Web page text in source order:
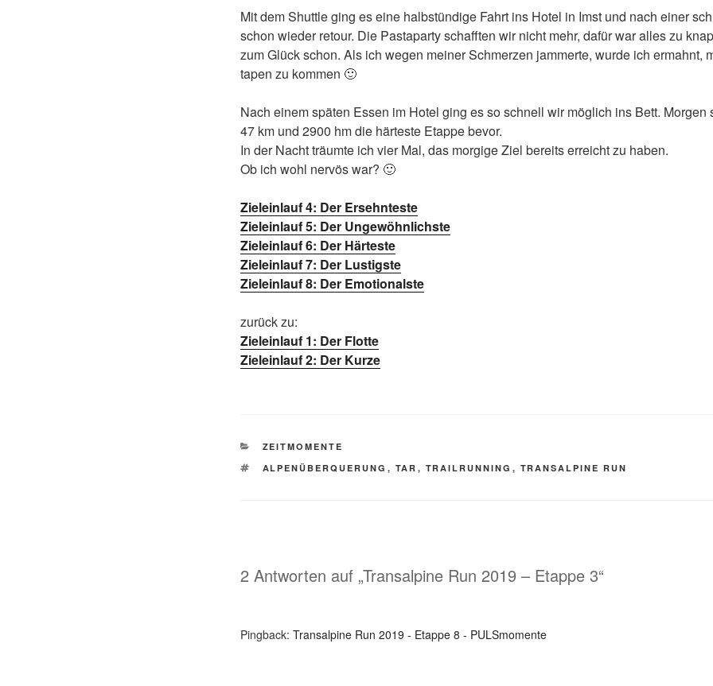
Mit dem Shuttle ging es eine halbstündige Fahrt ins Hotel in Imst und nach einer
schon wieder retour. Die Pastaparty schafften wir nicht mehr, dafür war alles zu
zum Glück schon. Als ich wegen meiner Schmerzen jammerte, wurde ich ermahnt,
tapen zu kommen 🙂
Nach einem späten Essen im Hotel ging es so schnell wir möglich ins Bett. Morgen
47 km und 2900 hm die härteste Etappe bevor.
In der Nacht träumte ich vier Mal, das morgige Ziel bereits erreicht zu haben.
Ob ich wohl nervös war? 🙂
Zieleinlauf 4: Der Ersehnteste
Zieleinlauf 5: Der Ungewöhnlichste
Zieleinlauf 6: Der Härteste
Zieleinlauf 7: Der Lustigste
Zieleinlauf 8: Der Emotionalste
zurück zu:
Zieleinlauf 1: Der Flotte
Zieleinlauf 2: Der Kurze
KATEGORIEN
ZEITMOMENTE
SCHLAGWÖRTER
ALPENÜBERQUERUNG , TAR , TRAILRUNNING , TRANSALPINE RUN
2 Antworten auf „Transalpine Run 2019 – Etappe 3“
Pingback: Transalpine Run 2019 - Etappe 8 - PULSmomente